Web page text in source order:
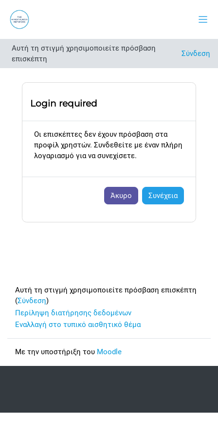
Αυτή τη στιγμή χρησιμοποιείτε πρόσβαση
επισκέπτη
Σύνδεση
Login required
Οι επισκέπτες δεν έχουν πρόσβαση στα
προφίλ χρηστών. Συνδεθείτε με έναν πλήρη
λογαριασμό για να συνεχίσετε.
Άκυρο Συνέχεια
Αυτή τη στιγμή χρησιμοποιείτε πρόσβαση επισκέπτη
(Σύνδεση)
Περίληψη διατήρησης δεδομένων
Εναλλαγή στο τυπικό αισθητικό θέμα
Με την υποστήριξη του Moodle